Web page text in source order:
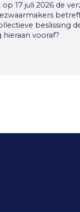
17 juli 2026 de
beslissing
vooraf?